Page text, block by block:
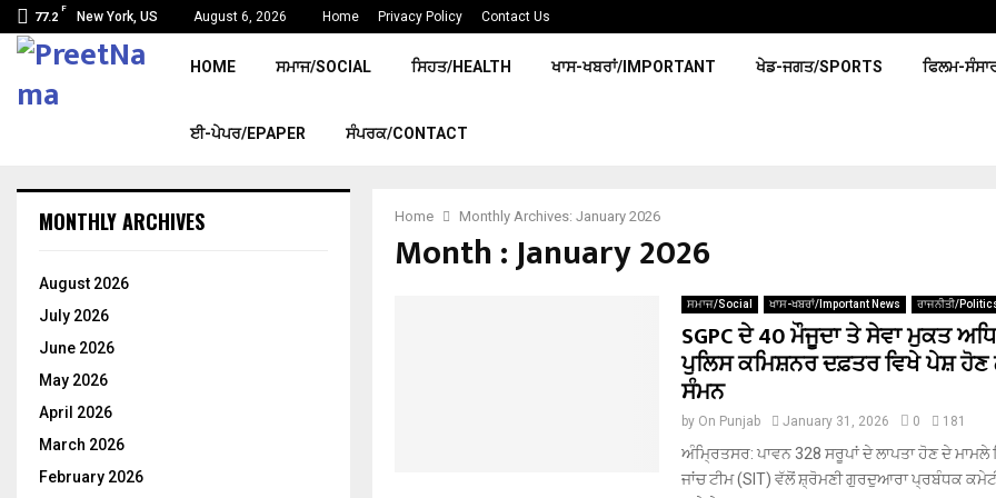
77.2
F
New York, US August 6, 2026 Home Privacy Policy Contact Us
HOME ਸਮਾਜ/SOCIAL ਸਿਹਤ/HEALTH ਖਾਸ-ਖਬਰਾਂ/IMPORTANT ਖੇਡ-ਜਗਤ/SPORTS ਫਿਲਮ-
ਈ-ਪੇਪਰ/EPAPER ਸੰਪਰਕ/CONTACT
Home Monthly Archives: January 2026
Month : January 2026
ਸਮਾਜ/Social ਖਾਸ-ਖਬਰਾਂ/Important News ਰਾਜਨੀਤੀ/
SGPC ਦੇ 40 ਮੌਜੂਦਾ ਤੇ ਸੇਵਾ ਮੁਕਤ
ਪੁਲਿਸ ਕਮਿਸ਼ਨਰ ਦਫ਼ਤਰ ਵਿਖੇ ਪੇਸ਼
ਸੰਮਨ
by On Punjab January 31, 2026 0 181
ਅੰਮ੍ਰਿਤਸਰ: ਪਾਵਨ 328 ਸਰੂਪਾਂ ਦੇ ਲਾਪਤਾ ਹੋਣ ਦੇ ਮਾਮਲੇ
ਜਾਂਚ ਟੀਮ (SIT) ਵੱਲੋਂ ਸ਼੍ਰੋਮਣੀ ਗੁਰਦੁਆਰਾ ਪ੍ਰਬੰਧਕ
MONTHLY ARCHIVES
August 2026
July 2026
June 2026
May 2026
April 2026
March 2026
February 2026